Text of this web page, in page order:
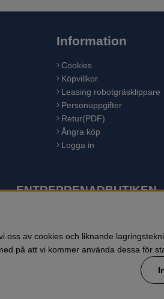
Information
Cookies
Köpvillkor
Leasing robotgräsklippare
Personuppgifter
Retur(PDF)
Ångra köp
Logga in
ENTREPRENADBUTIKEN
tillverkare av utomhusprodukter som
oss av cookies och liknande
på att vi kommer använda dessa för